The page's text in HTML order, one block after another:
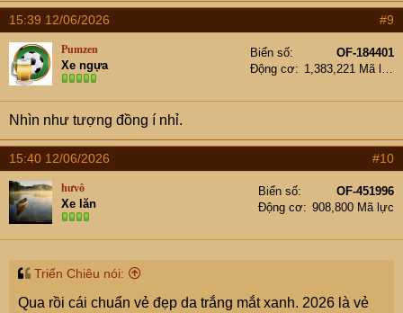
a
c
t
i
o
n
s
15:39 12/06/2026 #9
Pumzen
Xe ngựa
Biển số
OF-184401
Động cơ
Nhìn như tượng đồng í nhỉ.
15:40 12/06/2026 #10
hưvô
Xe lăn
Biển số
OF-451996
Động cơ
908,800 Mã lực
Triển Chiêu nói:
Qua rồi cái chuẩn vẻ đẹp da trắng mắt xanh. 2026 là vẻ